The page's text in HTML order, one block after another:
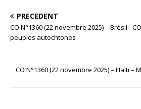
PRÉCÉDENT
CO N°1360 (22 novembre 2025) – Brésil–
peuples autochtones
CO N°1360 (22 novembre 2025) – Haïti –